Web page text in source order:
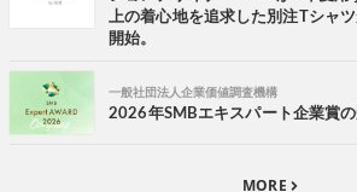
上の着心地を追求した別注Tシャ
開始。
一般社団法人企業価値調査機構
2026年SMBエキスパート企業賞
MORE